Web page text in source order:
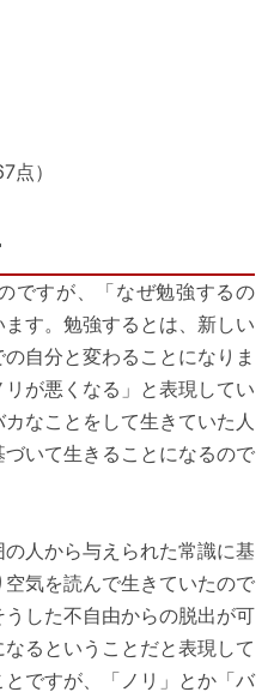
）
ですが、「なぜ勉強するの
す。勉強するとは、新しい
自分と変わることになりま
が悪くなる」と表現してい
なことをして生きていた人
いて生きることになるので
人から与えられた常識に基
気を読んで生きていたので
した不自由からの脱出が可
るということだと表現して
ですが、「ノリ」とか「バ